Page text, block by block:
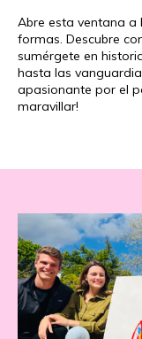
Abre esta ventana a
formas. Descubre
sumérgete en
hasta las
apasionante por el
maravillar!